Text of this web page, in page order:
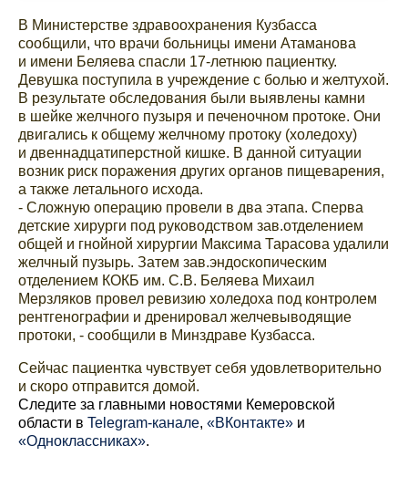
В Министерстве здравоохранения Кузбасса
сообщили, что врачи больницы имени Атаманова
и имени Беляева спасли 17-летнюю пациентку.
Девушка поступила в учреждение с болью и желтухой.
В результате обследования были выявлены камни
в шейке желчного пузыря и печеночном протоке. Они
двигались к общему желчному протоку (холедоху)
и двеннадцатиперстной кишке. В данной ситуации
возник риск поражения других органов пищеварения,
а также летального исхода.
- Сложную операцию провели в два этапа. Сперва
детские хирурги под руководством зав.отделением
общей и гнойной хирургии Максима Тарасова удалили
желчный пузырь. Затем зав.эндоскопическим
отделением КОКБ им. С.В. Беляева Михаил
Мерзляков провел ревизию холедоха под контролем
рентгенографии и дренировал желчевыводящие
протоки, - сообщили в Минздраве Кузбасса.
Сейчас пациентка чувствует себя удовлетворительно
и скоро отправится домой.
Cледите за главными новостями Кемеровской
области в Telegram-канале, «ВКонтакте» и
«Одноклассниках».